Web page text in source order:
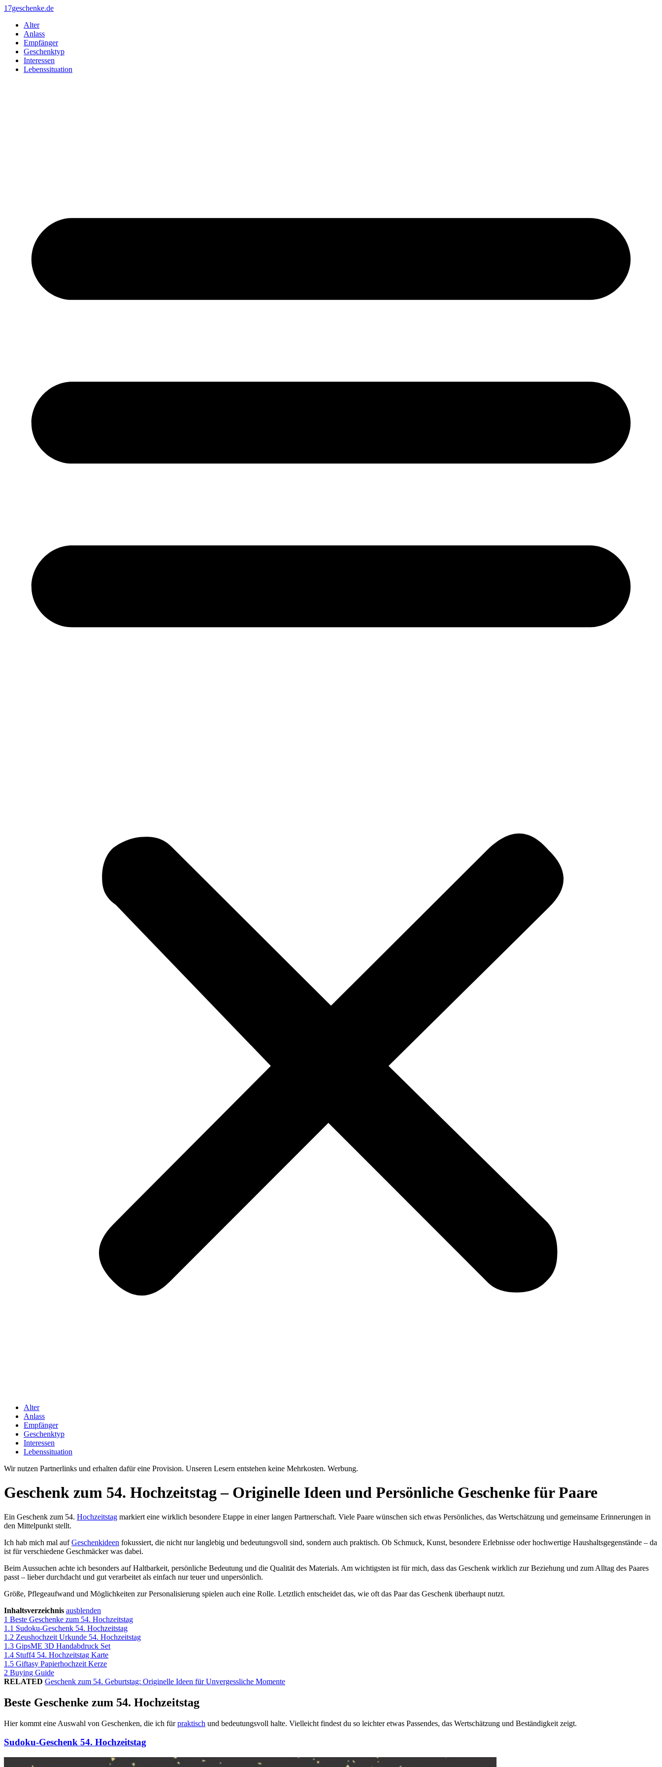
Zum
springen
17geschenke.de
Alter
Anlass
Empfänger
Geschenktyp
Interessen
Lebenssituation
Alter
Anlass
Empfänger
Geschenktyp
Interessen
Lebenssituation
Wir nutzen Partnerlinks und erhalten dafür eine Provision. Unseren Lesern entstehen keine Mehrkosten. Werbung.
Geschenk zum 54. Hochzeitstag – Originelle Ideen und Persönliche Geschenke für Paare
Ein Geschenk zum 54. Hochzeitstag markiert eine wirklich besondere Etappe in einer langen Partnerschaft. Viele Paare wünschen sich etwas Persönliches, das Wertschätzung und gemeinsame Erinnerungen in
den Mittelpunkt stellt.
Ich hab mich mal aufGeschenkideen fokussiert, die nicht nur langlebig und bedeutungsvoll sind, sondern auch praktisch. Ob Schmuck, Kunst, besondere Erlebnisse oder hochwertige Haushaltsgegenstände – da
ist für verschiedene Geschmäcker was dabei.
Beim Aussuchen achte ich besonders auf Haltbarkeit, persönliche Bedeutung und die Qualität des Materials. Am wichtigsten ist für mich, dass das Geschenk wirklich zur Beziehung und zum Alltag des Paares
passt – lieber durchdacht und gut verarbeitet als einfach nur teuer und unpersönlich.
Größe, Pflegeaufwand und Möglichkeiten zur Personalisierung spielen auch eine Rolle. Letztlich entscheidet das, wie oft das Paar das Geschenk überhaupt nutzt.
Inhaltsverzeichnis ausblenden
1 Beste Geschenke zum 54. Hochzeitstag
1.1 Sudoku-Geschenk 54. Hochzeitstag
1.2 Zeushochzeit Urkunde 54. Hochzeitstag
1.3 GipsME 3D Handabdruck Set
1.4 Stuff4 54. Hochzeitstag Karte
1.5 Giftasy Papierhochzeit Kerze
2 Buying Guide
RELATED Geschenk zum 54. Geburtstag: Originelle Ideen für Unvergessliche Momente
Beste Geschenke zum 54. Hochzeitstag
Hier kommt eine Auswahl von Geschenken, die ich fürpraktisch und bedeutungsvoll halte. Vielleicht findest du so leichter etwas Passendes, das Wertschätzung und Beständigkeit zeigt.
Sudoku-Geschenk 54. Hochzeitstag